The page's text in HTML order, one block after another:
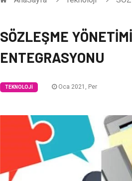
SÖZLEŞME
ENTEGRASYONU
TEKNOLOJI Oca 2021, Per